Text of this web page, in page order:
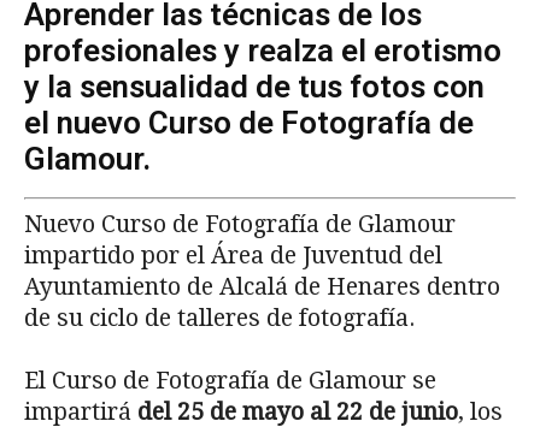
Aprender las técnicas de los
profesionales y realza el erotismo
y la sensualidad de tus fotos con
el nuevo Curso de Fotografía de
Glamour.
Nuevo Curso de Fotografía de Glamour
impartido por el Área de Juventud del
Ayuntamiento de Alcalá de Henares dentro
de su ciclo de talleres de fotografía.
El Curso de Fotografía de Glamour se
impartirá del 25 de mayo al 22 de junio, los